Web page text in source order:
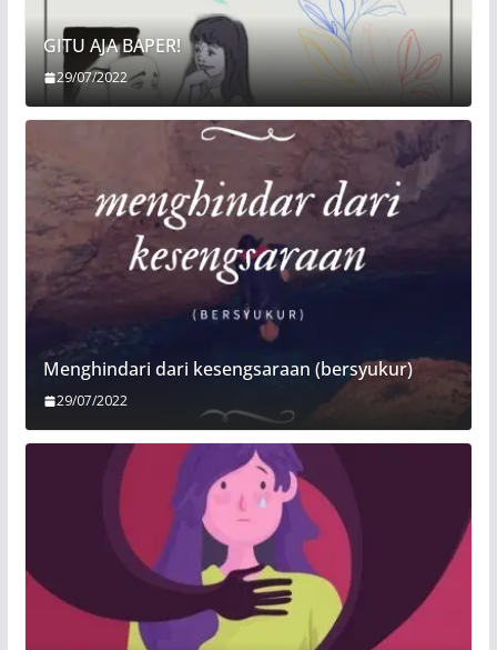
GITU AJA BAPER!
29/07/2022
Menghindari dari kesengsaraan (bersyukur)
29/07/2022